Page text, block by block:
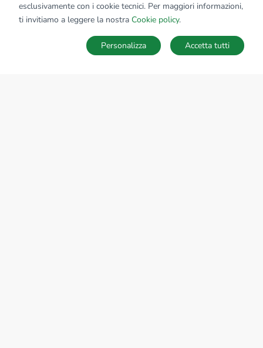
SALVA RICERCA
esclusivamente con i cookie tecnici. Per maggiori informazioni,
ti invitiamo a leggere la nostra Cookie policy.
Accetta tutti
Personalizza